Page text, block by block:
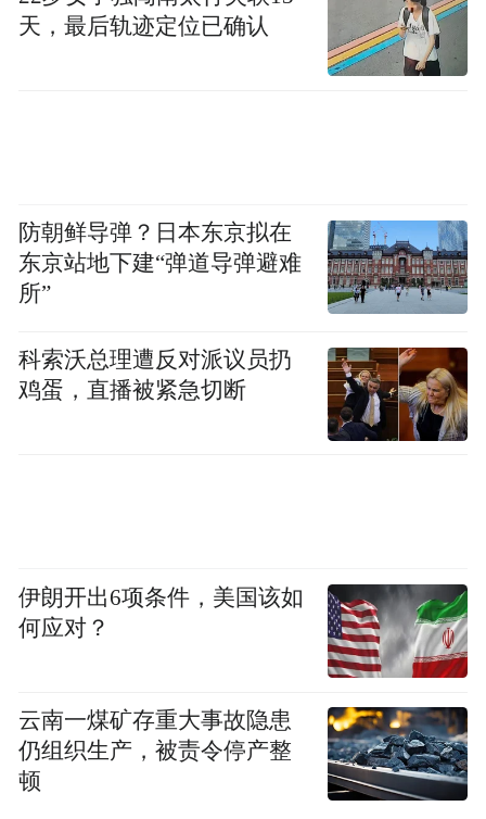
天，最后轨迹定位已确认
防朝鲜导弹？日本东京拟在
东京站地下建“弹道导弹避难
所”
科索沃总理遭反对派议员扔
鸡蛋，直播被紧急切断
伊朗开出6项条件，美国该如
何应对？
云南一煤矿存重大事故隐患
仍组织生产，被责令停产整
顿